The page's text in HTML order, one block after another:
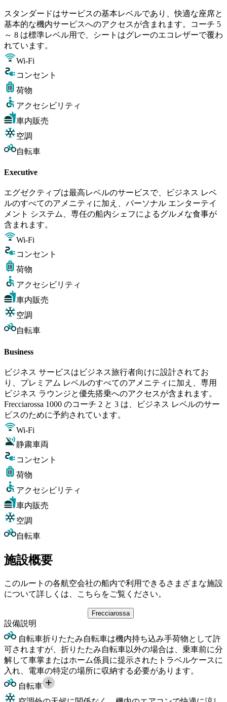
スタンダードはサービスの基本レベルであり、快適な座席と
基本的な機内サービスへのアクセスが含まれます。コーチ 5
～ 8 は標準レベル用で、シートはグレーのエコレザーで覆わ
れています。
Wi-Fi
コンセント
荷物
アクセシビリティ
車内販売
空調
自転車
Executive
エグゼクティブは最高レベルのサービスで、ビジネス レベ
ルのすべてのアメニティに加え、パーソナル エンターテイ
メント システム、専任の船内シェフによるグルメな食事が
含まれます。
Wi-Fi
コンセント
荷物
アクセシビリティ
車内販売
空調
自転車
Business
ビジネス サービスはビジネス旅行者向けに設計されてお
り、プレミアム レベルのすべてのアメニティに加え、専用
ビジネス ラウンジと優先搭乗へのアクセスが含まれます。
Frecciarossa 1000 のコーチ 2 と 3 は、ビジネス レベルのサー
ビスのために予約されています。
Wi-Fi
静粛車両
コンセント
荷物
アクセシビリティ
車内販売
空調
自転車
施設概要
このルートの各航空会社の船内で利用できるさまざまな施設
について詳しくは、こちらをご覧ください。
Frecciarossa
設備説明
自転車折りたたみ自転車は機内持ち込み手荷物として許
可されますが、折りたたみ自転車以外の場合は、乗車前に分
解して車掌またはホーム係員に提示されたトラベルケースに
入れ、電車の特定の場所に収納する必要があります。
自転車